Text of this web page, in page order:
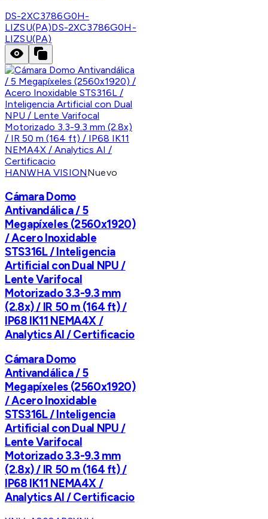
DS-2XC3786G0H-
LIZSU(PA)DS-2XC3786G0H-
LIZSU(PA)
HANWHA VISIONNuevo
Cámara Domo
Antivandálica / 5
Megapíxeles (2560x1920)
/ Acero Inoxidable
STS316L / Inteligencia
Artificial con Dual NPU /
Lente Varifocal
Motorizado 3.3-9.3 mm
(2.8x) / IR 50 m (164 ft) /
IP68 IK11 NEMA4X /
Analytics AI / Certificacio
Cámara Domo
Antivandálica / 5
Megapíxeles (2560x1920)
/ Acero Inoxidable
STS316L / Inteligencia
Artificial con Dual NPU /
Lente Varifocal
Motorizado 3.3-9.3 mm
(2.8x) / IR 50 m (164 ft) /
IP68 IK11 NEMA4X /
Analytics AI / Certificacio